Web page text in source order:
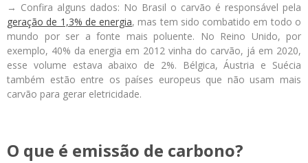
→ Confira alguns dados: No Brasil o carvão é responsável pela
geração de 1,3% de energia, mas tem sido combatido em todo o
mundo por ser a fonte mais poluente. No Reino Unido, por
exemplo, 40% da energia em 2012 vinha do carvão, já em 2020,
esse volume estava abaixo de 2%. Bélgica, Áustria e Suécia
também estão entre os países europeus que não usam mais
carvão para gerar eletricidade.
O que é emissão de carbono?